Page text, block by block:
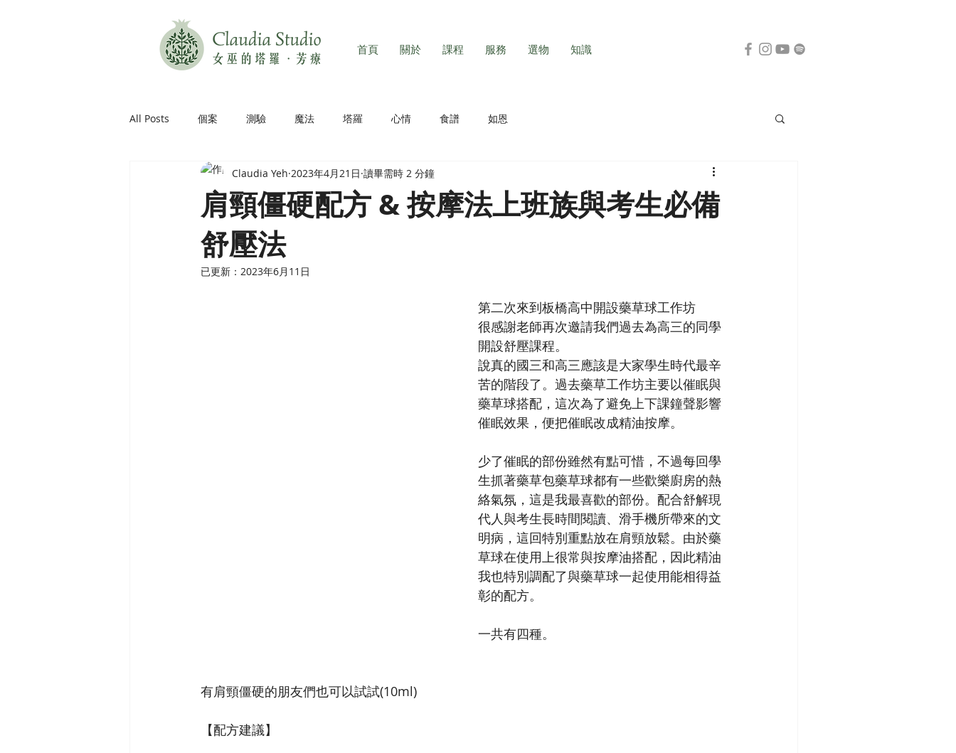
首頁 關於 課程 服務 選物 知識
All Posts 個案 測驗 魔法 塔羅 心情 食譜 如恩
肩頸僵硬配方 & 按摩法上班族與考生必備
舒壓法
Claudia Yeh 2023年4月21日 讀畢需時 2 分鐘
已更新： 2023年6月11日
第二次來到板橋高中開設藥草球工作坊
很感謝老師再次邀請我們過去為高三的同學
開設舒壓課程。
說真的國三和高三應該是大家學生時代最辛
苦的階段了。過去藥草工作坊主要以催眠與
藥草球搭配，這次為了避免上下課鐘聲影響
催眠效果，便把催眠改成精油按摩。
少了催眠的部份雖然有點可惜，不過每回學
生抓著藥草包藥草球都有一些歡樂廚房的熱
絡氣氛，這是我最喜歡的部份。配合舒解現
代人與考生長時間閱讀、滑手機所帶來的文
明病，這回特別重點放在肩頸放鬆。由於藥
草球在使用上很常與按摩油搭配，因此精油
我也特別調配了與藥草球一起使用能相得益
彰的配方。
一共有四種。
有肩頸僵硬的朋友們也可以試試(10ml)
【配方建議】